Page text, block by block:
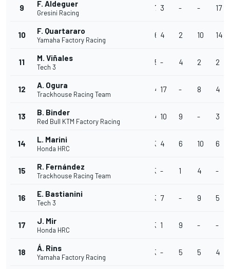
9 F. Aldeguer
Gresini Racing
783 - - 17
10 F. Quartararo
Yamaha Factory Racing
614 2 10 14
11 M. Viñales
Tech 3
54
- 4 2 2
12 A. Ogura
Trackhouse Racing Team
4917 - 8 4
13 B. Binder
Red Bull KTM Factory Racing
4210 9 - 3
14 L. Marini
Honda HRC
384 6 10 6
15 R. Fernández
Trackhouse Racing Team
36
- 1 4 -
16 E. Bastianini
Tech 3
357 - 9 5
17 J. Mir
Honda HRC
321 9 - -
18 Á. Rins
Yamaha Factory Racing
32
- 5 5 4